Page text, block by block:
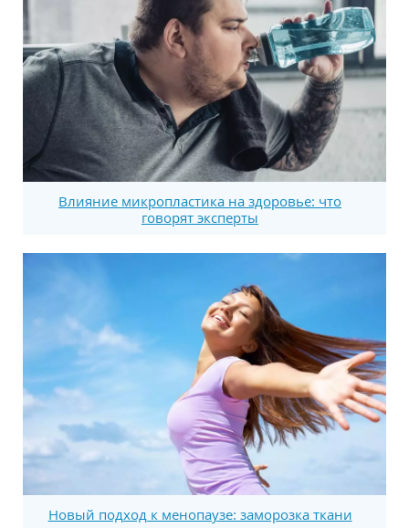
Влияние микропластика на здоровье: что
говорят эксперты
Новый подход к менопаузе: заморозка ткани